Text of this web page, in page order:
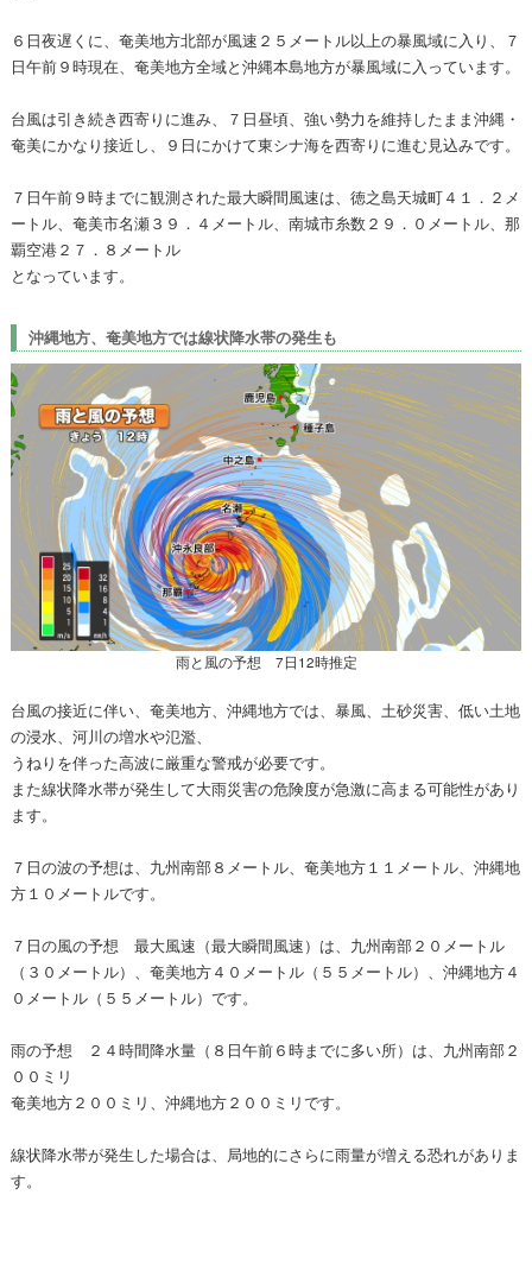
６日夜遅くに、奄美地方北部が風速２５メートル以上の暴風域に入り、７
日午前９時現在、奄美地方全域と沖縄本島地方が暴風域に入っています。
台風は引き続き西寄りに進み、７日昼頃、強い勢力を維持したまま沖縄・
奄美にかなり接近し、９日にかけて東シナ海を西寄りに進む見込みです。
７日午前９時までに観測された最大瞬間風速は、徳之島天城町４１．２メ
ートル、奄美市名瀬３９．４メートル、南城市糸数２９．０メートル、那
覇空港２７．８メートル
となっています。
沖縄地方、奄美地方では線状降水帯の発生も
雨と風の予想 7日12時推定
台風の接近に伴い、奄美地方、沖縄地方では、暴風、土砂災害、低い土地
の浸水、河川の増水や氾濫、
うねりを伴った高波に厳重な警戒が必要です。
また線状降水帯が発生して大雨災害の危険度が急激に高まる可能性があり
ます。
７日の波の予想は、九州南部８メートル、奄美地方１１メートル、沖縄地
方１０メートルです。
７日の風の予想 最大風速（最大瞬間風速）は、九州南部２０メートル
（３０メートル）、奄美地方４０メートル（５５メートル）、沖縄地方４
０メートル（５５メートル）です。
雨の予想 ２４時間降水量（８日午前６時までに多い所）は、九州南部２
００ミリ
奄美地方２００ミリ、沖縄地方２００ミリです。
線状降水帯が発生した場合は、局地的にさらに雨量が増える恐れがありま
す。